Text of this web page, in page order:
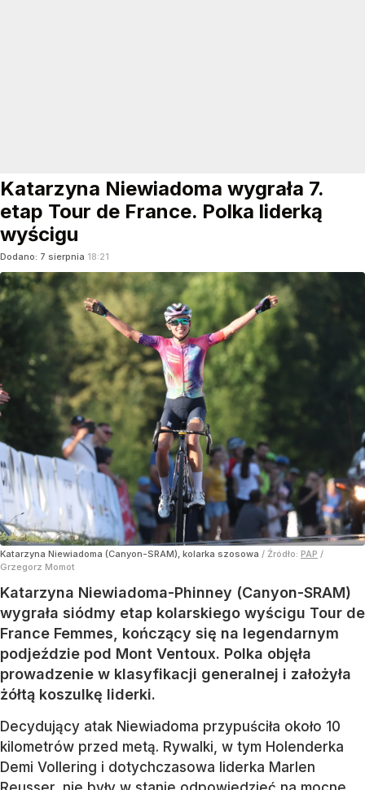
Katarzyna Niewiadoma wygrała 7.
etap Tour de France. Polka liderką
wyścigu
Dodano: 7 sierpnia 18:21
Katarzyna Niewiadoma (Canyon-SRAM), kolarka szosowa / Źródło: PAP /
Grzegorz Momot
Katarzyna Niewiadoma-Phinney (Canyon-SRAM)
wygrała siódmy etap kolarskiego wyścigu Tour de
France Femmes, kończący się na legendarnym
podjeździe pod Mont Ventoux. Polka objęła
prowadzenie w klasyfikacji generalnej i założyła
żółtą koszulkę liderki.
Decydujący atak Niewiadoma przypuściła około 10
kilometrów przed metą. Rywalki, w tym Holenderka
Demi Vollering i dotychczasowa liderka Marlen